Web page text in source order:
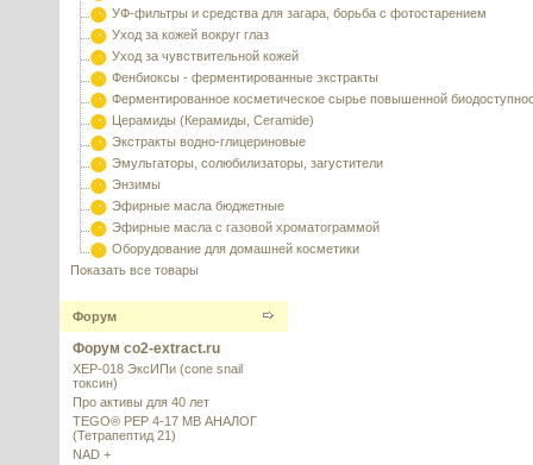
УФ-фильтры и средства для загара, борьба с фотостарением
Уход за кожей вокруг глаз
Уход за чувствительной кожей
Фенбиоксы - ферментированные экстракты
Ферментированное косметическое сырье повышенной
Церамиды (Керамиды, Ceramide)
Экстракты водно-глицериновые
Эмульгаторы, солюбилизаторы, загустители
Энзимы
Эфирные масла бюджетные
Эфирные масла с газовой хроматограммой
Оборудование для домашней косметики
Показать все товары
Форум
Форум co2-extract.ru
XEP-018 ЭксИПи (cone snail
токсин)
Про активы для 40 лет
TEGO® PEP 4-17 MB АНАЛОГ
(Тетрапептид 21)
NAD +